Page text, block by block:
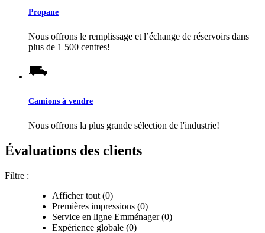
Propane
Nous offrons le remplissage et l’échange de réservoirs dans
plus de 1 500 centres!
Camions à vendre
Nous offrons la plus grande sélection de l'industrie!
Évaluations des clients
Filtre :
Afficher tout (0)
Premières impressions (0)
Service en ligne Emménager (0)
Expérience globale (0)